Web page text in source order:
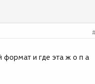
формат и где эта ж о п а